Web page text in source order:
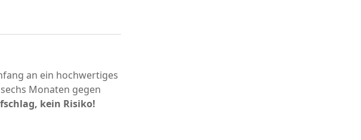
an ein hochwertiges
Monaten gegen
kein Risiko!